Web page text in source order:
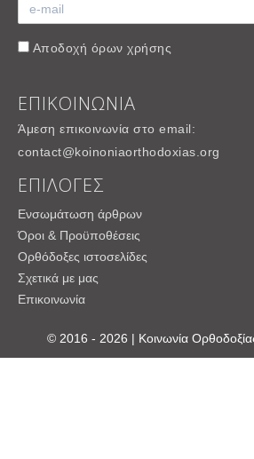
Αποδοχή όρων χρήσης
ΕΠΙΚΟΙΝΩΝΙΑ
Άμεση επικοινωνία στο email:
contact@koinoniaorthodoxias.org
ΕΠΙΛΟΓΕΣ
Ενσωμάτωση άρθρων
Όροι & Προϋποθέσεις
Ορθόδοξες ιστοσελίδες
Σχετικά με μας
Επικοινωνία
© 2016 - 2026 | Κοινωνία